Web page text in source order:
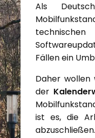
Als
Fällen ein
Daher wollen
der
ist es, die
abzuschließen.